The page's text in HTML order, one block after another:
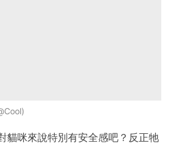
貓咪來說特別有安全感吧？反正牠